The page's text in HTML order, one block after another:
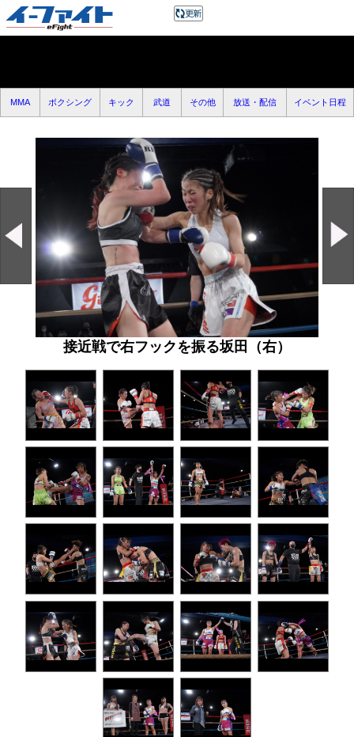
MMA ボクシング キック 武道 その他 放送・配信 イベント日程
接近戦で右フックを振る坂田（右）